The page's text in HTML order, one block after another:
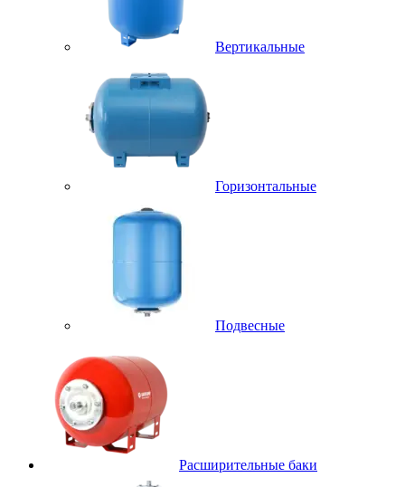
Вертикальные
Горизонтальные
Подвесные
Расширительные баки